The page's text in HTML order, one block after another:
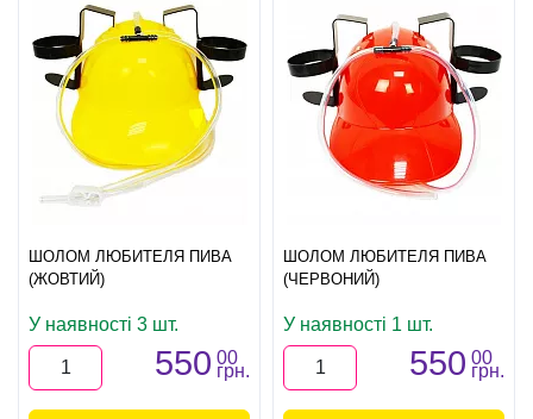
ШОЛОМ ЛЮБИТЕЛЯ ПИВА
(ЖОВТИЙ)
У наявності 3 шт.
550 00
грн.
ШОЛОМ ЛЮБИТЕЛЯ ПИВА
(ЧЕРВОНИЙ)
У наявності 1 шт.
550 00
грн.